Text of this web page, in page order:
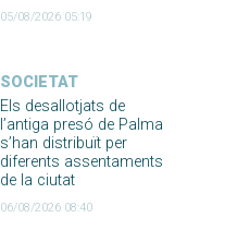
05/08/2026 05:19
SOCIETAT
Els desallotjats de
l’antiga presó de Palma
s’han distribuït per
diferents assentaments
de la ciutat
06/08/2026 08:40